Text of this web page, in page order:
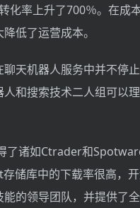
化率上升了700％。在成
低了运营成本。
天机器人服务中并不停
和搜索技术二人组可以
诸如Ctrader和
储库中的下载率很高，
的领导团队，并提供了全